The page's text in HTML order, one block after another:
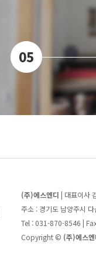
(주)에스엔디 | 대표이사
주소 : 경기도 남양주시
Tel : 031-870-8546 |
Copyright © (주)에스